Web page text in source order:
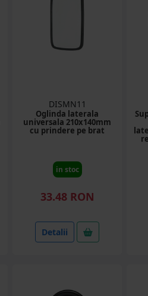
DISMN11
Oglinda laterala
universala 210x140mm
cu prindere pe brat
in stoc
33.48 RON
Detalii